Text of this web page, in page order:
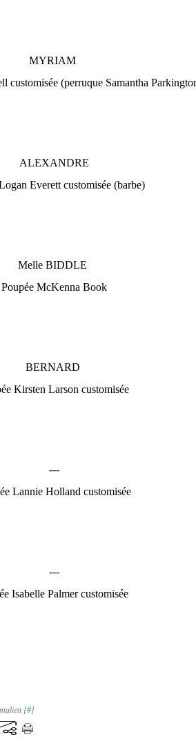
MYRIAM
customisée (perruque Samantha
ALEXANDRE
Everett customisée (barbe)
Melle BIDDLE
Poupée McKenna Book
BERNARD
Kirsten Larson customisée
---
Lannie Holland customisée
---
Isabelle Palmer customisée
[#]